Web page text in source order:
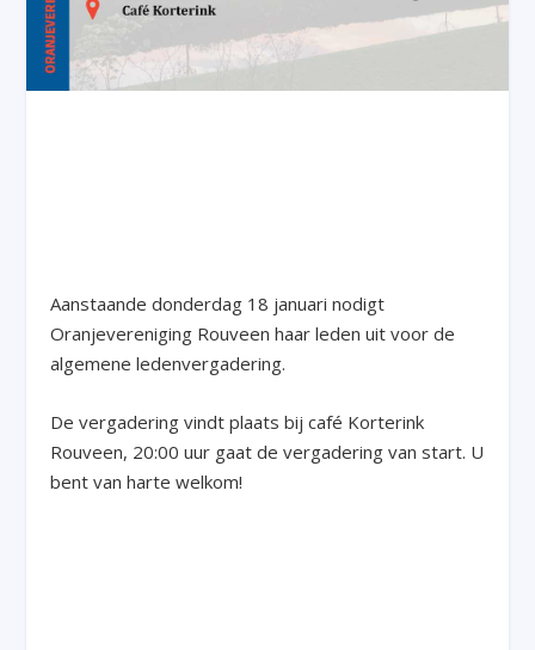
Aanstaande donderdag 18 januari nodigt
Oranjevereniging Rouveen haar leden uit voor de
algemene ledenvergadering.
De vergadering vindt plaats bij café Korterink
Rouveen, 20:00 uur gaat de vergadering van start. U
bent van harte welkom!